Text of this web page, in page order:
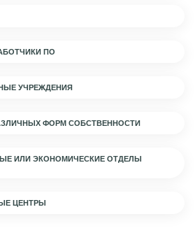
ПО
УЧРЕЖДЕНИЯ
ФОРМ СОБСТВЕННОСТИ
ИЛИ ЭКОНОМИЧЕСКИЕ ОТДЕЛЫ
ЦЕНТРЫ